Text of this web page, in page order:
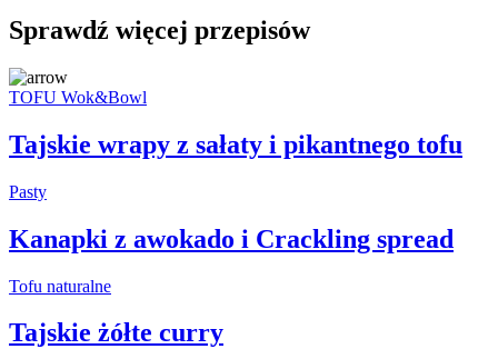
Sprawdź więcej przepisów
TOFU Wok&Bowl
Tajskie wrapy z sałaty i pikantnego tofu
Pasty
Kanapki z awokado i Crackling spread
Tofu naturalne
Tajskie żółte curry